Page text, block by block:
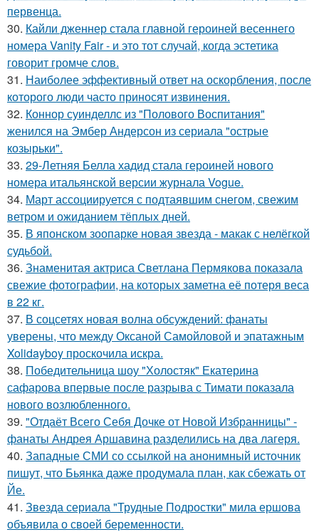
первенца.
30. Кайли дженнер стала главной героиней весеннего
номера Vanity Fair - и это тот случай, когда эстетика
говорит громче слов.
31. Наиболее эффективный ответ на оскорбления, после
которого люди часто приносят извинения.
32. Коннор суинделлс из "Полового Воспитания"
женился на Эмбер Андерсон из сериала "острые
козырьки".
33. 29-Летняя Белла хадид стала героиней нового
номера итальянской версии журнала Vogue.
34. Март ассоциируется с подтаявшим снегом, свежим
ветром и ожиданием тёплых дней.
35. В японском зоопарке новая звезда - макак с нелёгкой
судьбой.
36. Знаменитая актриса Светлана Пермякова показала
свежие фотографии, на которых заметна её потеря веса
в 22 кг.
37. В соцсетях новая волна обсуждений: фанаты
уверены, что между Оксаной Самойловой и эпатажным
Xolidayboy проскочила искра.
38. Победительница шоу "Холостяк" Екатерина
сафарова впервые после разрыва с Тимати показала
нового возлюбленного.
39. "Отдаёт Всего Себя Дочке от Новой Избранницы" -
фанаты Андрея Аршавина разделились на два лагеря.
40. Западные СМИ со ссылкой на анонимный источник
пишут, что Бьянка даже продумала план, как сбежать от
Йе.
41. Звезда сериала "Трудные Подростки" мила ершова
объявила о своей беременности.